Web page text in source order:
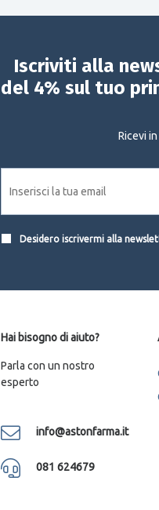
Iscriviti alla
del 4% sul tuo
Ricevi
Desidero iscrivermi alla
Hai bisogno di aiuto?
Parla con un nostro
esperto
info@astonfarma.it
081 624679